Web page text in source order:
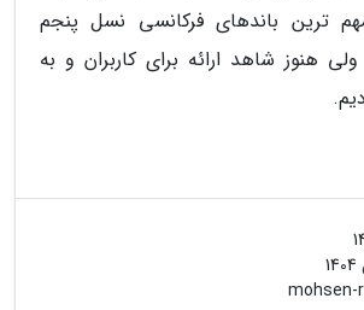
ترین باندهای فرکانسی نسل پنجم
هنوز شاهد ارائه برای کاربران و به
mohsen-